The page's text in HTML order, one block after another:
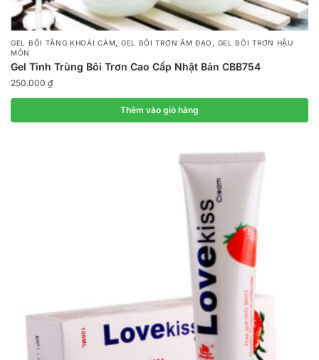
GEL BÔI TĂNG KHOÁI CẢM GEL BÔI TRƠN ÂM ĐẠO
GEL BÔI TRƠN HẬU
MÔN
Gel Tinh Trùng Bôi Trơn Cao Cấp Nhật Bản CBB754
250.000 ₫
Thêm vào giỏ hàng